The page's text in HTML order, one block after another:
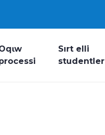
Sırt elli
studentler